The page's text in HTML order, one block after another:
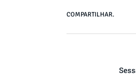
COMPARTILHAR.